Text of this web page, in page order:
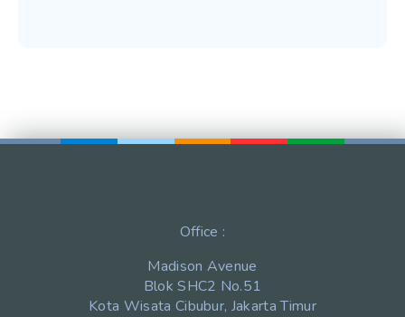
Office :
Madison Avenue
Blok SHC2 No.51
Kota Wisata Cibubur, Jakarta Timur